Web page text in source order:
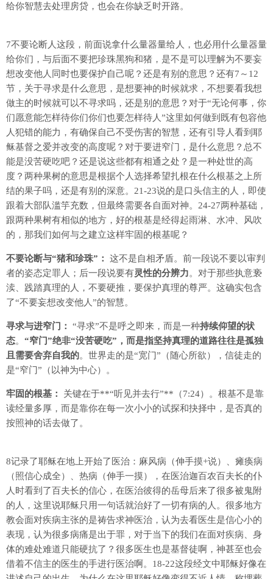
给你智慧去处理房贷，也会在你缺乏时开路。
7不要论断人这段，前面说拿什么量器量给人，也必用什么量器量
给你们，与后面不要把珍珠黑狗和猪，是不是可以理解为不要妄
想改变他人同时也要保护自己呢？还是有别的意思？还有7～12
节，关于寻求是什么意思，是想要神的时候就求，不想要看我想
做主的时候就可以不寻求吗，还是别的意思？对于“无论何事，你
们愿意能怎样待你们你们也要怎样待人”这里如何做到既有包容他
人犯错的能力，有确保自己不受伤害的智慧，还有引导人看到耶
稣基督之爱并改变的高度呢？对于要进窄门，是什么意思？总不
能是没苦硬吃吧？还是说这些都有相通之处？是一种处世的高
度？两种果树的意思是根据个人选择希望扎根在什么根基之上所
结的果子吗，还是有别的深意。21-23说的是口头信主的人，即使
跟着大部队滥竽充数，但最终需要各自面对神。24-27两种基础，
跟两种果树有相似的地方，好的根基是经得起雨淋、水冲、风吹
的，那我们如何与之建立这样牢固的根基呢？
不要论断与“猪和珍珠”：
这不是自相矛盾。前一段说不要以审判
者的姿态定罪人；后一段说要有灵性的分辨力。对于那些执意亵
渎、践踏真理的人，不要硬推，要保护真理的尊严。这确实包含
了“不要妄想改变他人”的智慧。
寻求与进窄门： “寻求”不是呼之即来，而是一种持续仰望的状
态。 “窄门”绝非“没苦硬吃”，而是指坚持真理的道路往往是孤独
且需要舍弃自我的。世界走的是“宽门”（随心所欲），信徒走的
是“窄门”（以神为中心）。
牢固的根基：
关键在于**“听见并去行”**（7:24）。根基不是靠
读经量多厚，而是靠你在每一次小小的试探和抉择中，是否真的
按照神的话去做了。
8记录了耶稣在地上开始了医治：麻风病（伸手摸+说）、瘫痪病
（照信心成全）、热病（伸手一摸），在医治迦百农百夫长的仆
人时看到了百夫长的信心，在医治彼得的岳母后来了很多被鬼附
的人，这里说耶稣只用一句话就治好了一切有病的人。很多地方
教会面对疾病主张的是祷告求神医治，认为去看医生是信心小的
表现，认为很多病痛是出于罪，对于当下的我们在面对疾病、身
体的难处难道只能硬抗了？很多医生也是基督徒啊，神甚至也会
借着不信主的医生的手进行医治啊。18-22这段经文中耶稣好像在